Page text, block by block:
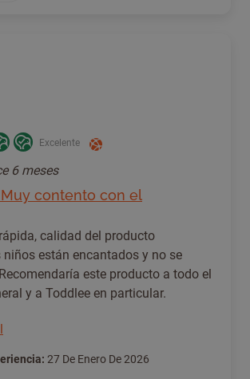
Excelente
6 meses
Muy contento con el
calidad del producto
niños están encantados y no se
este producto a todo el
y a Toddlee en particular.
27 De Enero De 2026